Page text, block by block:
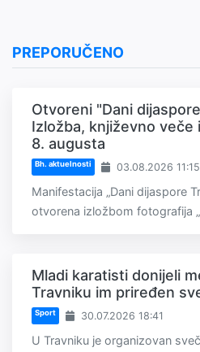
PREPORUČENO
Otvoreni "Dani
Izložba, književno veče
8. augusta
Bh. aktuelnosti 03.08.2026 11:15
Manifestacija „Dani dijaspore
otvorena izložbom fotografija
Mladi karatisti donijeli
Travniku im priređen
Sport 30.07.2026 18:41
U Travniku je organizovan